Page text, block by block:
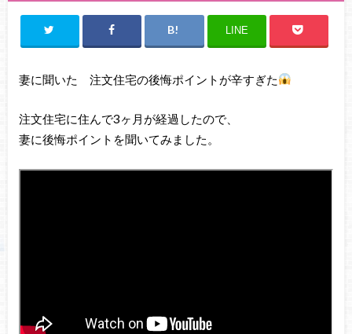
LINE
妻に聞いた 注文住宅の後悔ポイントが辛すぎた
注文住宅に住んで3ヶ月が経過したので、
妻に後悔ポイントを聞いてみました。